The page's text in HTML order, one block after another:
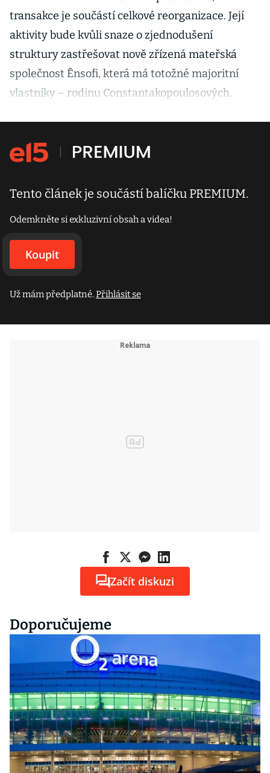
transakce je součástí celkové reorganizace. Její
aktivity bude kvůli snaze o zjednodušení
struktury zastřešovat nově zřízená mateřská
společnost Ēnsofi, která má totožné majoritní
vlastníky – rodinu Constantakopoulosových.
Tento článek je součástí balíčku PREMIUM.
Odemkněte si exkluzivní obsah a videa!
Koupit
Už mám předplatné.Přihlásit se
Začít diskuzi
Doporučujeme